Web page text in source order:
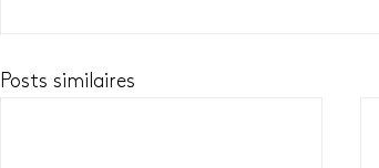
Posts similaires